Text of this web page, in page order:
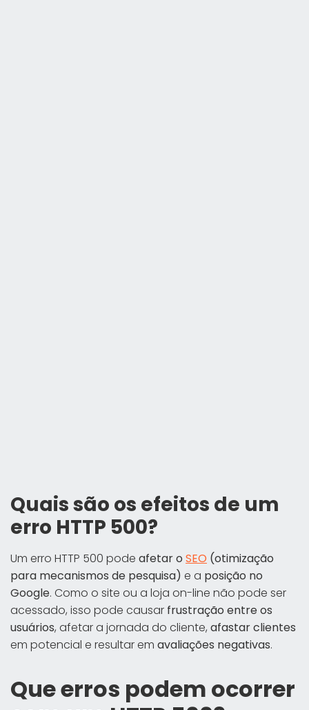
Quais são os efeitos de um
erro HTTP 500?
Um erro HTTP 500 pode afetar o SEO (otimização
para mecanismos de pesquisa) e a posição no
Google. Como o site ou a loja on-line não pode ser
acessado, isso pode causar frustração entre os
usuários, afetar a jornada do cliente, afastar clientes
em potencial e resultar em avaliações negativas.
Que erros podem ocorrer